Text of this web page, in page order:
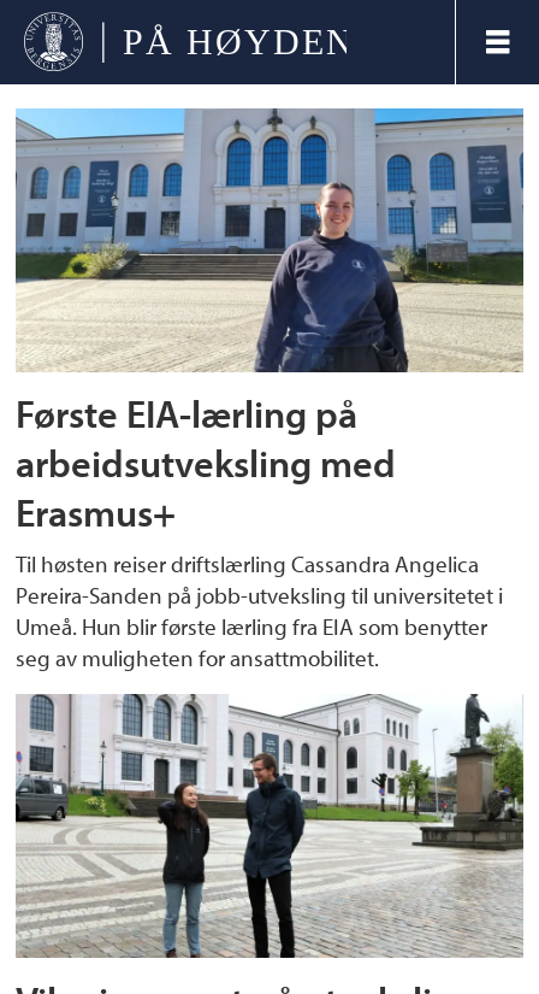
Tag:
erasmusstipend
Første EIA-lærling på
arbeidsutveksling med
Erasmus+
Til høsten reiser driftslærling Cassandra Angelica
Pereira-Sanden på jobb-utveksling til universitetet i
Umeå. Hun blir første lærling fra EIA som benytter
seg av muligheten for ansattmobilitet.